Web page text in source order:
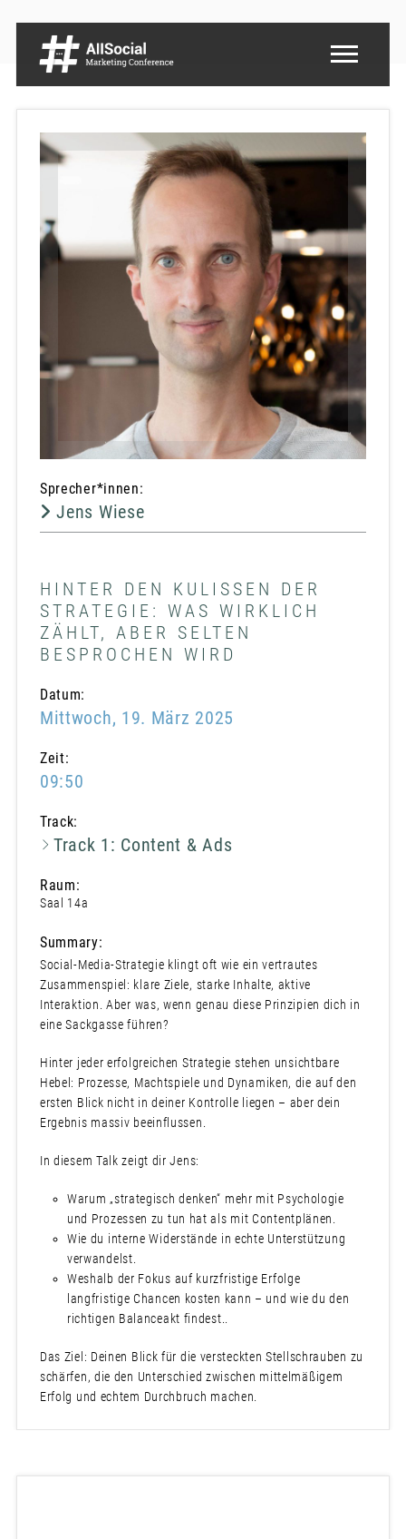
Sprecher*innen:
Jens Wiese
HINTER DEN KULISSEN DER
STRATEGIE: WAS WIRKLICH
ZÄHLT, ABER SELTEN
BESPROCHEN WIRD
Datum:
Mittwoch, 19. März 2025
Zeit:
09:50
Track:
Track 1: Content & Ads
Raum:
Saal 14a
Summary:
Social-Media-Strategie klingt oft wie ein vertrautes
Zusammenspiel: klare Ziele, starke Inhalte, aktive
Interaktion. Aber was, wenn genau diese Prinzipien dich in
eine Sackgasse führen?
Hinter jeder erfolgreichen Strategie stehen unsichtbare
Hebel: Prozesse, Machtspiele und Dynamiken, die auf den
ersten Blick nicht in deiner Kontrolle liegen – aber dein
Ergebnis massiv beeinflussen.
In diesem Talk zeigt dir Jens:
Warum „strategisch denken“ mehr mit Psychologie
und Prozessen zu tun hat als mit Contentplänen.
Wie du interne Widerstände in echte Unterstützung
verwandelst.
Weshalb der Fokus auf kurzfristige Erfolge
langfristige Chancen kosten kann – und wie du den
richtigen Balanceakt findest..
Das Ziel: Deinen Blick für die versteckten Stellschrauben zu
schärfen, die den Unterschied zwischen mittelmäßigem
Erfolg und echtem Durchbruch machen.